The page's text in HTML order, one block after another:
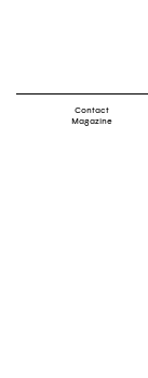
Contact
Magazine